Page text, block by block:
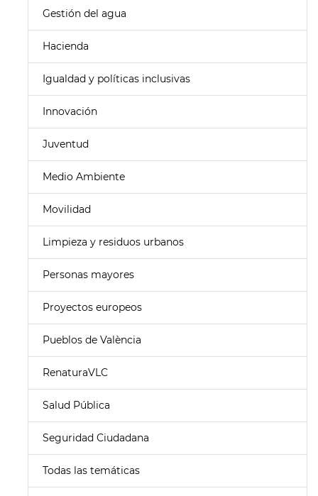
Gestión del agua
Hacienda
Igualdad y políticas inclusivas
Innovación
Juventud
Medio Ambiente
Movilidad
Limpieza y residuos urbanos
Personas mayores
Proyectos europeos
Pueblos de València
RenaturaVLC
Salud Pública
Seguridad Ciudadana
Todas las temáticas